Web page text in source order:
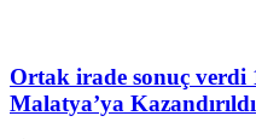
Ortak irade sonuç
Malatya’ya Kazandırıldı